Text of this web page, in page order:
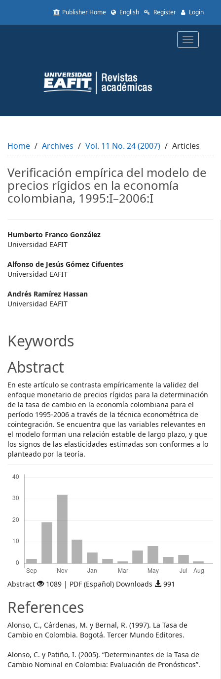
to
Content
Sidebar
Publisher Home English Register Login
Toggle
Home Archives Vol. 11 No. 24 (2007) Articles
Verificación empírica del modelo de
precios rígidos en la economía
colombiana, 1995:I–2006:I
Main
Article
Content
Humberto Franco González
Universidad EAFIT
Alfonso de Jesús Gómez Cifuentes
Universidad EAFIT
Andrés Ramírez Hassan
Universidad EAFIT
Keywords
Abstract
En este artículo se contrasta empíricamente la validez del
enfoque monetario de precios rígidos para la determinación
de la tasa de cambio en la economía colombiana para el
período 1995-2006 a través de la técnica econométrica de
cointegración. Se encuentra que las variables relevantes en
el modelo forman una relación estable de largo plazo, y que
los signos de las elasticidades estimadas son conformes a lo
planteado por la teoría.
Abstract 1089 | PDF (Español) Downloads 991
References
Alonso, C., Cárdenas, M. y Bernal, R. (1997). La Tasa de
Cambio en Colombia. Bogotá. Tercer Mundo Editores.
Alonso, C. y Patiño, I. (2005). “Determinantes de la Tasa de
Cambio Nominal en Colombia: Evaluación de Pronósticos”.